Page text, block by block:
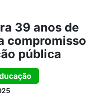
39 anos de
compromisso
pública